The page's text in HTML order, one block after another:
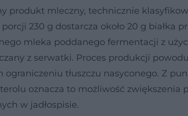
produkt mleczny, technicznie
230 g dostarcza około 20 g białka
mleka poddanego fermentacji z
z serwatki. Proces produkcji
ograniczeniu tłuszczu nasyconego. Z
oznacza to możliwość zwiększenia
w jadłospisie.